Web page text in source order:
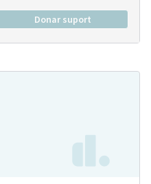
Donar suport